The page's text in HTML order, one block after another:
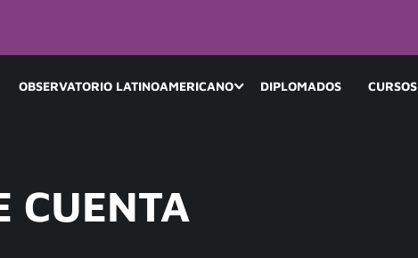
OBSERVATORIO LATINOAMERICANO DIPLOMADOS CURSOS
CUENTA